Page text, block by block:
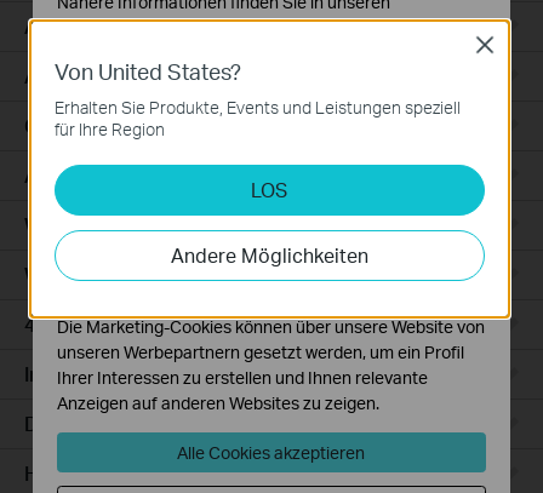
Access
Access Pro
GPON
Agile
Wired Gateways
WiFi Gateways
4G/5G WiFi Gateways
Integrated Gateways
DSL Gateways
Hardware
Von United States?
Erhalten Sie Produkte, Events und Leistungen speziell
für Ihre Region
LOS
Andere Möglichkeiten
Close
Datenschutzhinweisen.
Notwendige Cookies
erforderlich und können in Ihren Systemen nicht
Analyse- und Marketing-Cookies
Analyse-Cookies ermöglichen es uns, Ihre Aktivitäten
auf unserer Website zu analysieren, um die
Funktionsweise unserer Website zu verbessern und
Die Marketing-Cookies können über unsere Website von
unseren Werbepartnern gesetzt werden, um ein Profil
Ihrer Interessen zu erstellen und Ihnen relevante
Anzeigen auf anderen Websites zu zeigen.
Alle Cookies akzeptieren